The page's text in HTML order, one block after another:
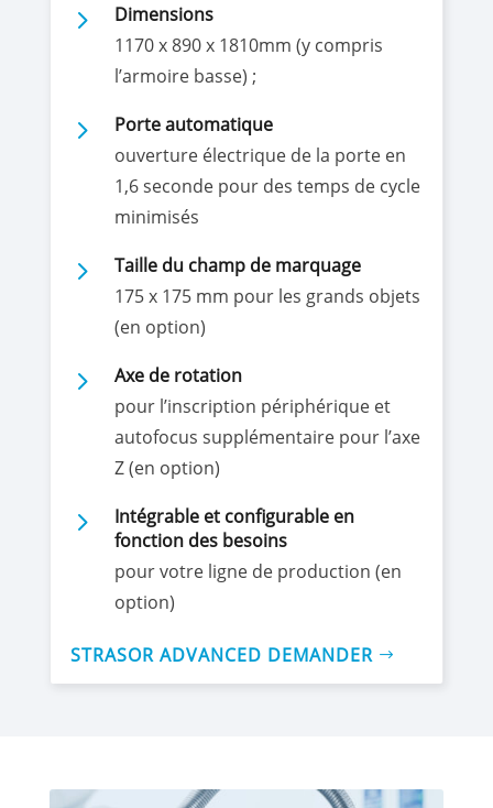
5
Dimensions
1170 x 890 x 1810mm (y compris
l’armoire basse) ;
5
Porte automatique
ouverture électrique de la porte en
1,6 seconde pour des temps de cycle
minimisés
5
Taille du champ de marquage
175 x 175 mm pour les grands objets
(en option)
5
Axe de rotation
pour l’inscription périphérique et
autofocus supplémentaire pour l’axe
Z (en option)
5
Intégrable et configurable en
fonction des besoins
pour votre ligne de production (en
option)
STRASOR ADVANCED DEMANDER